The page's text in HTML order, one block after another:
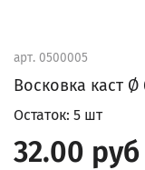
арт. 0500005
Восковка каст
Остаток: 5 шт
32.00 руб